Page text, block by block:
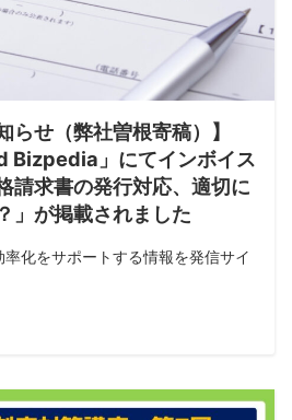
らせ（弊社曽根寄稿）】
Bizpedia」にてインボイス
請求書の発行対応、適切に
」が掲載されました
化をサポートする情報を発信サイ